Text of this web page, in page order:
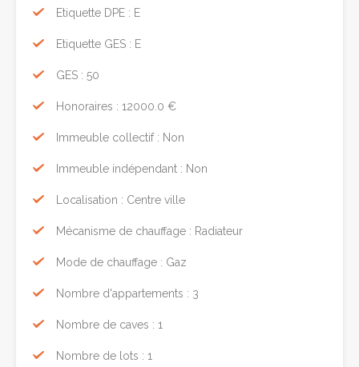
Etiquette DPE : E
Etiquette GES : E
GES : 50
Honoraires : 12000.0 €
Immeuble collectif : Non
Immeuble indépendant : Non
Localisation : Centre ville
Mécanisme de chauffage : Radiateur
Mode de chauffage : Gaz
Nombre d'appartements : 3
Nombre de caves : 1
Nombre de lots : 1